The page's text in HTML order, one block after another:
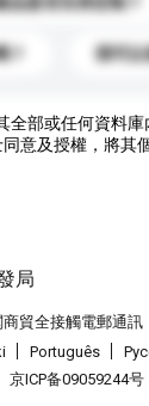
我可
全部或任何資料
意及授權，將其
商貿全接觸電郵通訊
Português
京ICP备09059244号